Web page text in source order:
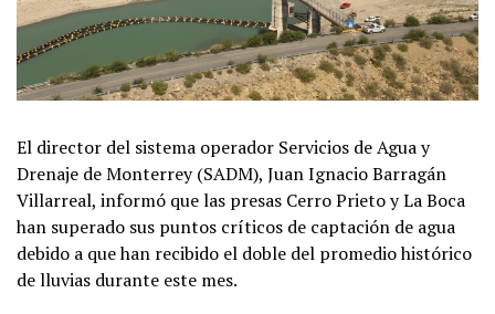
El director del sistema operador Servicios de Agua y
Drenaje de Monterrey (SADM), Juan Ignacio Barragán
Villarreal, informó que las presas Cerro Prieto y La Boca
han superado sus puntos críticos de captación de agua
debido a que han recibido el doble del promedio histórico
de lluvias durante este mes.